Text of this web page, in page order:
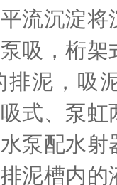
流沉淀
吸，桁
排泥，吸
式、泵
泵配水
泥槽内